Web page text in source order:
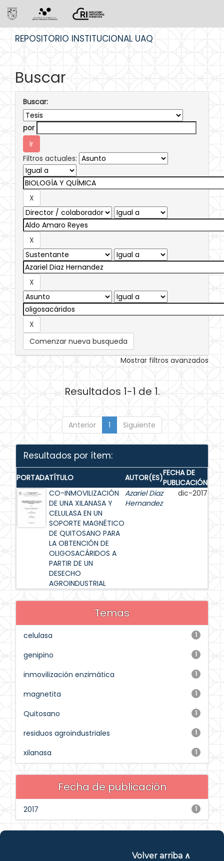
REPOSITORIO INSTITUCIONAL UAQ
Buscar
Buscar:
por
Filtros actuales:
Comenzar nueva busqueda
Mostrar filtros avanzados
Resultados 1-1 de 1.
Anterior 1 Siguiente
Resultados por ítem:
PORTADATÍTULO AUTOR(ES)FECHA DE
PUBLICACIÓN
CO-INMOVILIZACIÓN
DE UNA XILANASA Y
CELULASA EN UN
SOPORTE MAGNÉTICO
DE QUITOSANO PARA
LA OBTENCIÓN DE
OLIGOSACÁRIDOS A
PARTIR DE UN
DESECHO
AGROINDUSTRIAL
Azariel Diaz
Hernandez
dic-2017
Temas
1
celulasa
1
genipino
1
inmovilización enzimática
1
magnetita
1
Quitosano
1
residuos agroindustriales
1
xilanasa
Fecha de publicación
1
2017
Volver arriba ∧